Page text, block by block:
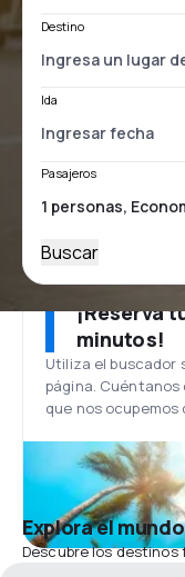
Destino
Ida
Pasajeros
Buscar
¡Reserva
minutos!
Utiliza el buscador
página. Cuéntanos
que nos ocupemos
Explora el
Descubre los